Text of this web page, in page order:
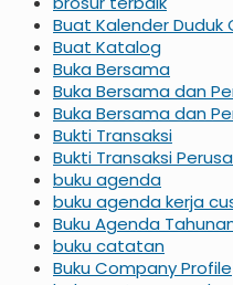
Buat Kalender Duduk
Buat Katalog
Buka Bersama
Buka Bersama dan
Buka Bersama dan
Bukti Transaksi
Bukti Transaksi
buku agenda
buku agenda kerja
Buku Agenda
buku catatan
Buku Company Profile